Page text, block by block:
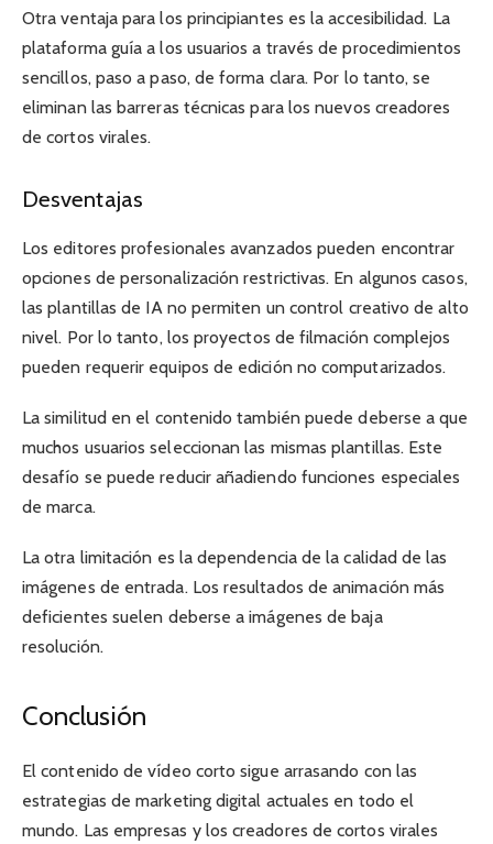
Otra ventaja para los principiantes es la accesibilidad. La
plataforma guía a los usuarios a través de procedimientos
sencillos, paso a paso, de forma clara. Por lo tanto, se
eliminan las barreras técnicas para los nuevos creadores
de cortos virales.
Desventajas
Los editores profesionales avanzados pueden encontrar
opciones de personalización restrictivas. En algunos casos,
las plantillas de IA no permiten un control creativo de alto
nivel. Por lo tanto, los proyectos de filmación complejos
pueden requerir equipos de edición no computarizados.
La similitud en el contenido también puede deberse a que
muchos usuarios seleccionan las mismas plantillas. Este
desafío se puede reducir añadiendo funciones especiales
de marca.
La otra limitación es la dependencia de la calidad de las
imágenes de entrada. Los resultados de animación más
deficientes suelen deberse a imágenes de baja
resolución.
Conclusión
El contenido de vídeo corto sigue arrasando con las
estrategias de marketing digital actuales en todo el
mundo. Las empresas y los creadores de cortos virales